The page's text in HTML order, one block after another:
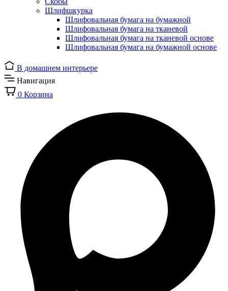
Шлифшкурка
Шлифовальная бумага на бумажной
Шлифовальная бумага на тканевой
Шлифовальная бумага на тканевой основе
Шлифовальная бумага на бумажной основе
В домашнем интерьере
Навигация
0 Корзина